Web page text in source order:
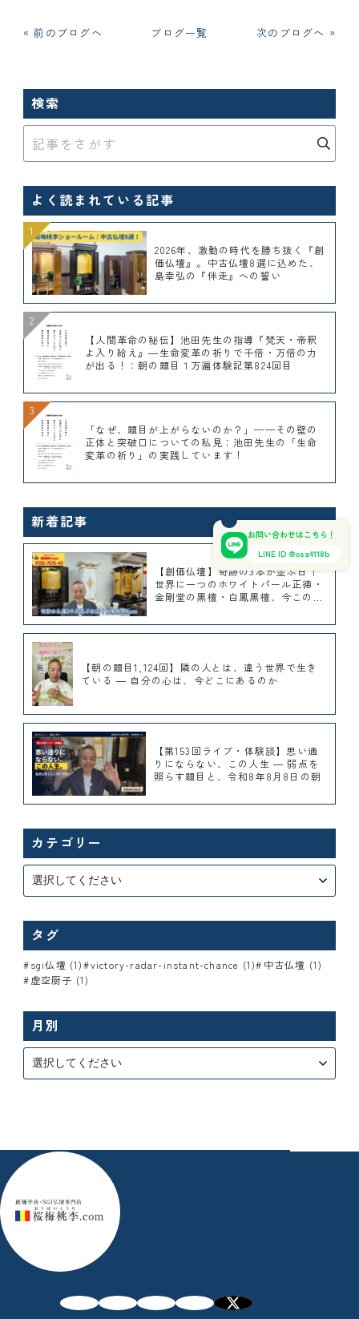
« 前のブログへ ブログ一覧 次のブログへ »
検索
よく読まれている記事
2026年、激動の時代を勝ち抜く『創
価仏壇』。中古仏壇8選に込めた、
島幸弘の『伴走』への誓い
【人間革命の秘伝】池田先生の指導『梵天・帝釈
よ入り給え』―生命変革の祈りで千倍・万倍の力
が出る！：朝の題目１万遍体験記第824回目
「なぜ、題目が上がらないのか？」——その壁の
正体と突破口についての私見：池田先生の「生命
変革の祈り」の実践しています！
新着記事
【創価仏壇】奇跡の3本が並ぶ日｜
世界に一つのホワイトパール正徳・
金剛堂の黒檀・白鳳黒檀、今このシ
桃李.com
【朝の題目1,124回】隣の人とは、違う世界で生き
ている ― 自分の心は、今どこにあるのか
【第153回ライブ・体験談】思い通
りにならない、この人生 ― 弱点を
照らす題目と、令和8年8月8日の朝
カテゴリー
タグ
sgi仏壇 (1) victory-radar-instant-chance (1)
中古仏壇 (1)
虚空厨子 (1)
月別
お問い合わせはこちら！
LINE ID @osa4118b